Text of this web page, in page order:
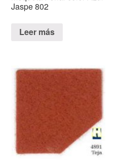
Jaspe 802
Leer más